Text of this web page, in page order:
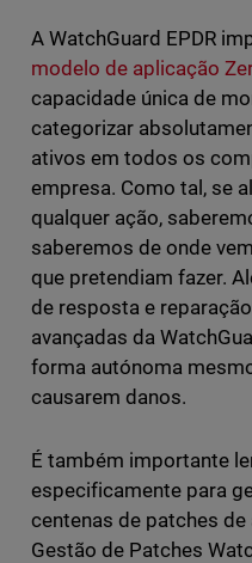
A WatchGuard EPDR
modelo de aplicação
capacidade única de
categorizar
ativos em todos os
empresa. Como tal, se
qualquer ação,
saberemos de onde
que pretendiam fazer.
de resposta e
avançadas da
forma autónoma
causarem danos.
É também importante
especificamente para
centenas de patches
Gestão de Patches